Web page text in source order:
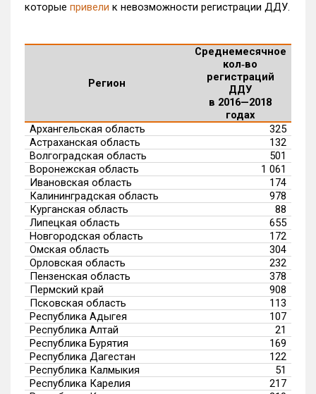
которые привели к невозможности регистрации ДДУ.
Регион
Среднемесячное
кол‑во
регистраций
ДДУ
в 2016—2018
годах
Архангельская область
325
Астраханская область
132
Волгоградская область
501
Воронежская область
1 061
Ивановская область
174
Калининградская область
978
Курганская область
88
Липецкая область
655
Новгородская область
172
Омская область
304
Орловская область
232
Пензенская область
378
Пермский край
908
Псковская область
113
Республика Адыгея
107
Республика Алтай
21
Республика Бурятия
169
Республика Дагестан
122
Республика Калмыкия
51
Республика Карелия
217